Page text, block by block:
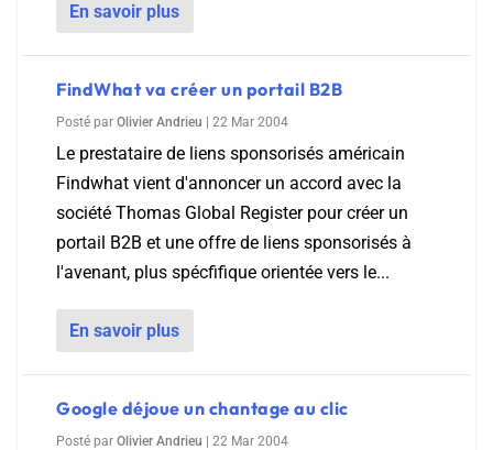
En savoir plus
FindWhat va créer un portail B2B
Posté par Olivier Andrieu 22 Mar 2004
Le prestataire de liens sponsorisés américain
Findwhat vient d'annoncer un accord avec la
société Thomas Global Register pour créer un
portail B2B et une offre de liens sponsorisés à
l'avenant, plus spécfifique orientée vers le...
En savoir plus
Google déjoue un chantage au clic
Posté par Olivier Andrieu 22 Mar 2004